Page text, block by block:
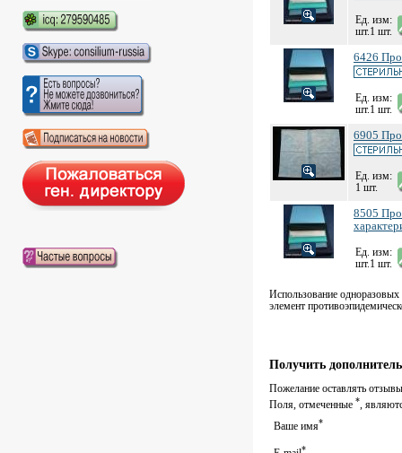
Ед. изм:
шт.1 шт.
6426
Ед. изм:
шт.1 шт.
6905
Ед. изм:
1 шт.
8505
Ед. изм:
шт.1 шт.
Использование
элемент
Получить
Пожелание оставлять
Поля, отмеченные *,
Ваше имя*
*